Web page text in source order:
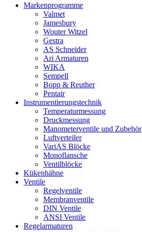
Markenprogramme
Valmet
Jamesbury
Wouter Witzel
Gestra
AS Schneider
Ari Armaturen
WIKA
Sempell
Bopp & Reuther
Pentair
Instrumentierungs­technik
Temperaturmessung
Druckmessung
Manometerventile und Zubehör
Luftverteiler
VariAS Blöcke
Monoflansche
Ventilblöcke
Kükenhähne
Ventile
Regelventile
Membranventile
DIN Ventile
ANSI Ventile
Regelarmaturen